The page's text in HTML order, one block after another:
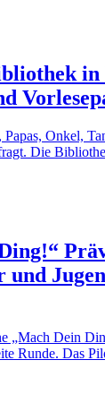
Papas, Onkel,
Die
„Mach Dein
Runde. Das